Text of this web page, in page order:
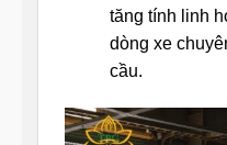
tăng tính linh
dòng xe
cầu.